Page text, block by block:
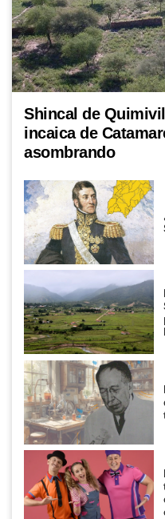
Shincal de
incaica de
asombrando
MI PAIS
sitio
¿Por
de
MI PAIS
por